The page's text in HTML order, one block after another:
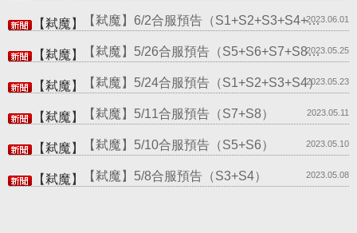
【弒魔】 【弒魔】6/2合服預告（S1+S2+S3+S4+S…
2023.06.01
【弒魔】 【弒魔】5/26合服預告（S5+S6+S7+S8）…
2023.05.25
【弒魔】 【弒魔】5/24合服預告（S1+S2+S3+S4）2023.05.23
【弒魔】 【弒魔】5/11合服預告（S7+S8） 2023.05.11
【弒魔】 【弒魔】5/10合服預告（S5+S6） 2023.05.10
【弒魔】 【弒魔】5/8合服預告（S3+S4） 2023.05.08